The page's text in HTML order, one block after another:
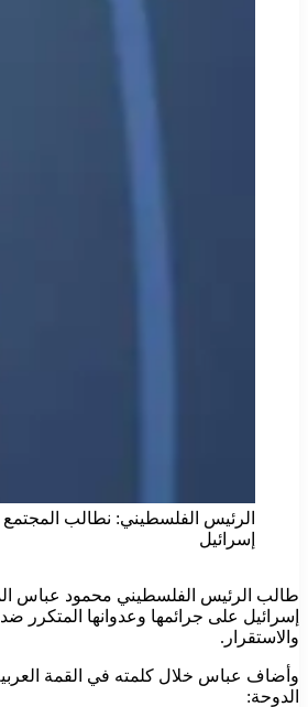
الرئيس الفلسطيني: نطالب المجتمع
إسرائيل
طالب الرئيس الفلسطيني محمود عباس
إسرائيل على جرائمها وعدوانها المتكرر
والاستقرار.
وأضاف عباس خلال كلمته في القمة
الدوحة: